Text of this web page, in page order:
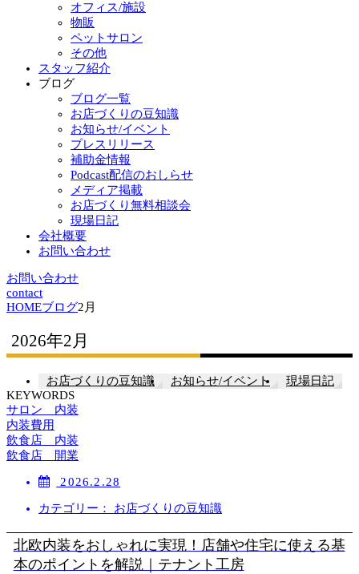
オフィス/施設
物販
ペットサロン
その他
スタッフ紹介
ブログ
ブログ一覧
お店づくりの豆知識
お知らせ/イベント
プレスリリース
補助金情報
Podcast配信のおしらせ
メディア掲載
お店づくり無料相談会
現場日記
会社概要
お問い合わせ
お問い合わせ
contact
HOMEブログ2月
2026年2月
お店づくりの豆知識 お知らせ/イベント
現場日記
KEYWORDS
サロン 内装
内装費用
飲食店 内装
飲食店 開業
2026.2.28
カテゴリー： お店づくりの豆知識
北欧内装をおしゃれに実現！店舗や住宅に使える基
本のポイントを解説｜テナント工房